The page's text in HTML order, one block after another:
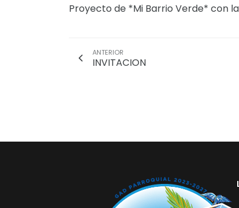
Proyecto de *Mi Barrio Verde* con
ANTERIOR
INVITACION